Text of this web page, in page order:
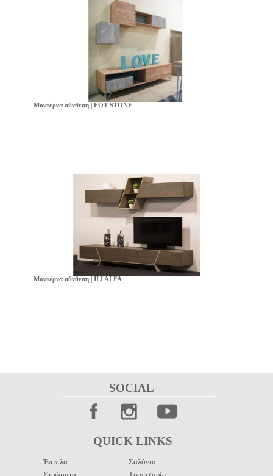
Μοντέρνα σύνθεση | FOT STONE
Μοντέρνα σύνθεση | ILI ALFA
QUICK LINKS
SOCIAL
Έπιπλα
Σαλόνια